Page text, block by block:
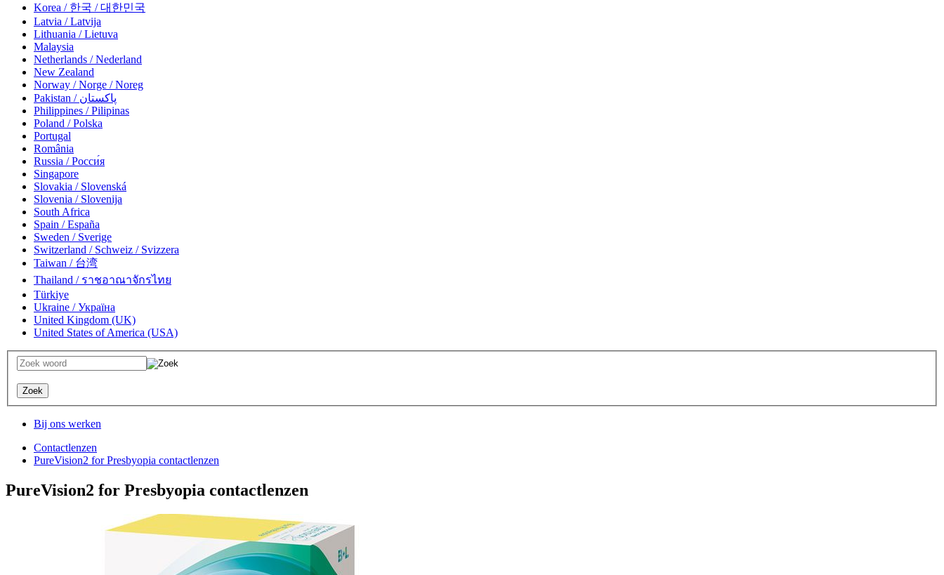
Korea / 한국 / 대한민국
Latvia / Latvija
Lithuania / Lietuva
Malaysia
Netherlands / Nederland
New Zealand
Norway / Norge / Noreg
Pakistan / پاکستان
Philippines / Pilipinas
Poland / Polska
Portugal
România
Russia / Росси́я
Singapore
Slovakia / Slovenská
Slovenia / Slovenija
South Africa
Spain / España
Sweden / Sverige
Switzerland / Schweiz / Svizzera
Taiwan / 台湾
Thailand / ราชอาณาจักรไทย
Türkiye
Ukraine / Україна
United Kingdom (UK)
United States of America (USA)
Bij ons werken
Contactlenzen
PureVision2 for Presbyopia contactlenzen
PureVision2 for Presbyopia contactlenzen